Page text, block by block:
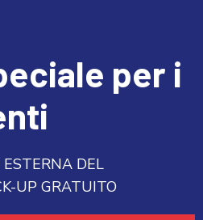
per i
DEL
UP GRATUITO